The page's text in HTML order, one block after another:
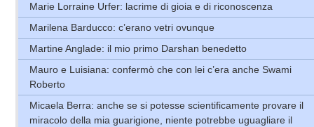
Marie Lorraine Urfer: lacrime di gioia e di riconoscenza
Marilena Barducco: c’erano vetri ovunque
Martine Anglade: il mio primo Darshan benedetto
Mauro e Luisiana: confermò che con lei c’era anche Swami
Roberto
Micaela Berra: anche se si potesse scientificamente provare il
miracolo della mia guarigione, niente potrebbe uguagliare il